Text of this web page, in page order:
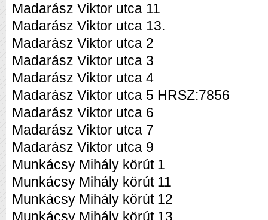
Madarász Viktor utca 11
Madarász Viktor utca 13.
Madarász Viktor utca 2
Madarász Viktor utca 3
Madarász Viktor utca 4
Madarász Viktor utca 5 HRSZ:7856
Madarász Viktor utca 6
Madarász Viktor utca 7
Madarász Viktor utca 9
Munkácsy Mihály körút 1
Munkácsy Mihály körút 11
Munkácsy Mihály körút 12
Munkácsy Mihály körút 13